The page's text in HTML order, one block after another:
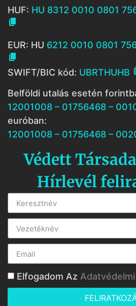
HUF: HU 8312 0010 0801

EUR: HU 6212 0010 0801

SWIFT/BIC kód: UBRTHUHB
Belföldi utalás esetén
12001008 – 01756468 –
euróban:
12001008 – 01756468 –
Védett
Hírlevél
Elfogadom Az